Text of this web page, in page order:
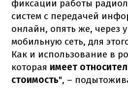
фиксации работы
систем с передачей
онлайн, опять же, через
мобильную сеть, для
Как и использование в
которая имеет
стоимость", –